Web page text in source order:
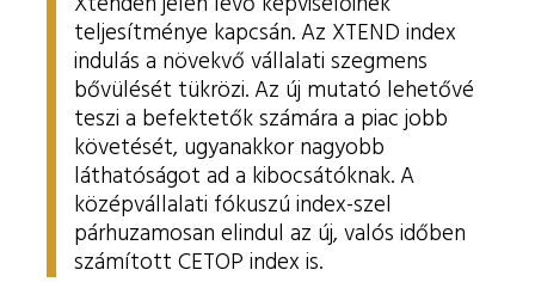
teljesítménye kapcsán. Az XTEND index
indulás a növekvő vállalati szegmens
bővülését tükrözi. Az új mutató lehetővé
teszi a befektetők számára a piac jobb
követését, ugyanakkor nagyobb
láthatóságot ad a kibocsátóknak. A
középvállalati fókuszú index-szel
párhuzamosan elindul az új, valós időben
számított CETOP index is.